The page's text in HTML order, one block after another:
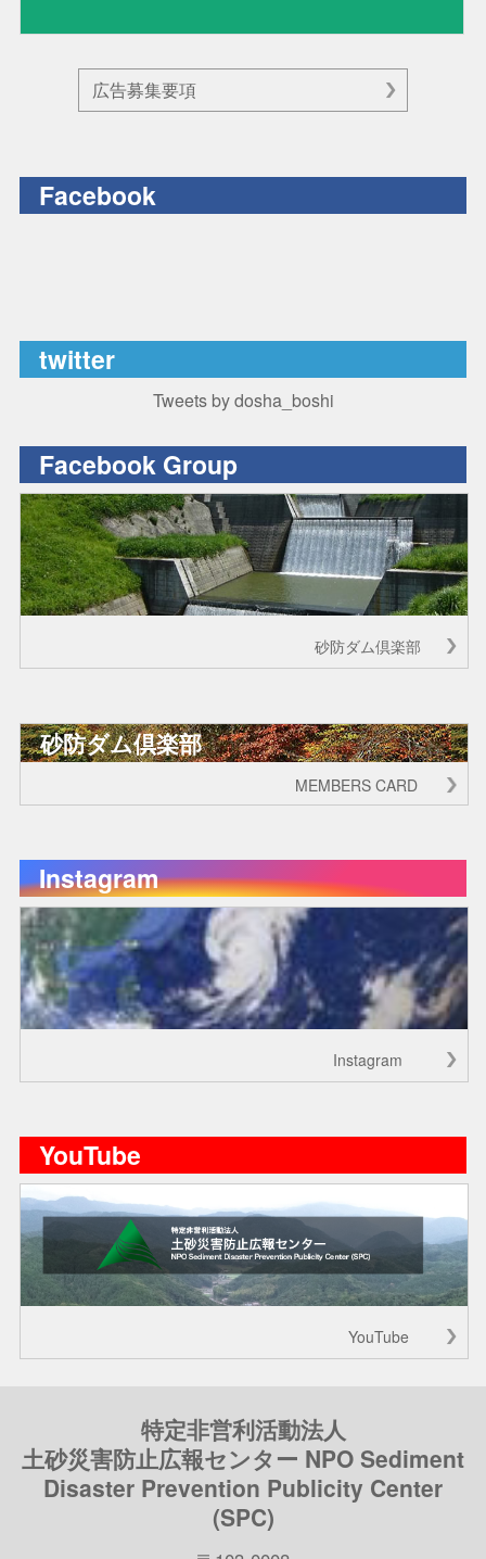
広告募集要項
Facebook
twitter
Tweets by dosha_boshi
Facebook Group
砂防ダム倶楽部
砂防ダム倶楽部
MEMBERS CARD
Instagram
Instagram
YouTube
YouTube
特定非営利活動法人
土砂災害防止広報センター NPO Sediment
Disaster Prevention Publicity Center
(SPC)